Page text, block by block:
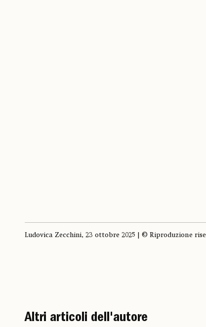
Ludovica Zecchini, 23 ottobre 2025 | © Riproduzione
Altri articoli dell'autore